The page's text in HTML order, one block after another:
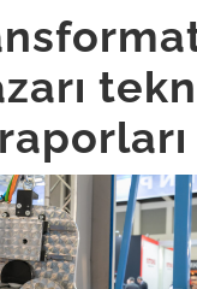
raporları